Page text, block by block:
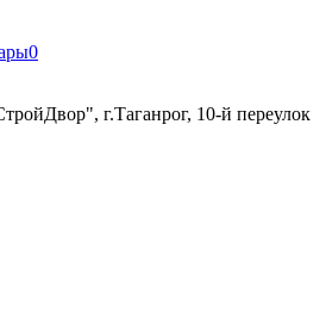
0
г.Таганрог, 10-й переулок